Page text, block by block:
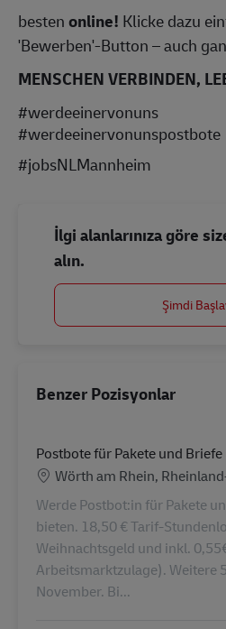
bestenonline! Klicke dazu
'Bewerben'-Button – auch
MENSCHEN VERBINDEN,
#werdeeinervonuns
#werdeeinervonunspostbote
#jobsNLMannheim
İlgi alanlarınıza göre
alın.
Şimdi
Benzer Pozisyonlar
Postbote für Pakete und
Konum
Wörth am Rhein,
Werde Postbot:in für Pakete
bieten. 18,50 € Tarif-
Weihnachtsgeld und inkl.
Arbeitsmarktzulage). Weitere
November. Bi...